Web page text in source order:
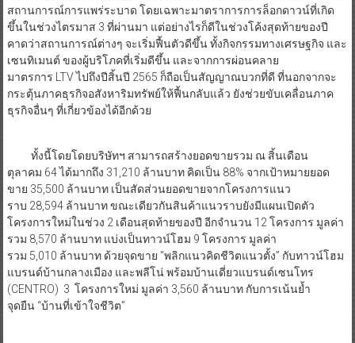
สถานการณ์การแพร่ระบาด โดยเฉพาะมาตราการการล็อกดาวน์ที่เกิด
ขึ้นในช่วงไตรมาส 3 ที่ผ่านมา แต่อย่างไรก็ดีในช่วงโค้งสุดท้ายของปี
คาดว่าสถานการณ์ต่างๆ จะเริ่มฟื้นตัวดีขึ้น ทั้งกิจกรรมทางเศรษฐกิจ และ
เซนทิเมนต์ ของผู้บริโภคที่เริ่มดีขึ้น และจากการผ่อนคลาย
มาตรการ LTV ไปถึงปีสิ้นปี 2565 ก็ถือเป็นสัญญาณบวกที่ดี ที่นอกจากจะ
กระตุ้นภาคธุรกิจอสังหาริมทรัพย์ให้ฟื้นกลับแล้ว ยังช่วยขับเคลื่อนภาค
ธุรกิจอื่นๆ ที่เกี่ยวข้องได้อีกด้วย
ทั้งนี้โดยโดยบริษัทฯ สามารถสร้างยอดขายรวม ณ สิ้นเดือน
ตุลาคม 64 ได้มากถึง 31,210 ล้านบาท คิดเป็น 88% จากเป้าหมายยอด
ขาย 35,500 ล้านบาท เป็นสัดส่วนยอดขายจากโครงการแนว
ราบ 28,594 ล้านบาท ขณะเดียวกันสินค้าแนวราบยังมีแผนเปิดตัว
โครงการใหม่ในช่วง 2 เดือนสุดท้ายของปี อีกจำนวน 12 โครงการ มูลค่า
รวม 8,570 ล้านบาท แบ่งเป็นทาวน์โฮม 9 โครงการ มูลค่า
รวม 5,010 ล้านบาท ด้วยจุดขาย “พลิกแนวคิดชีวิตแนวตั้ง” กับทาวน์โฮม
แบรนด์บ้านกลางเมือง และพลีโน่ พร้อมบ้านเดี่ยวแบรนด์เซนโทร
(CENTRO) 3 โครงการใหม่ มูลค่า 3,560 ล้านบาท กับการเน้นย้ำ
จุดยืน “บ้านที่เข้าใจชีวิต”